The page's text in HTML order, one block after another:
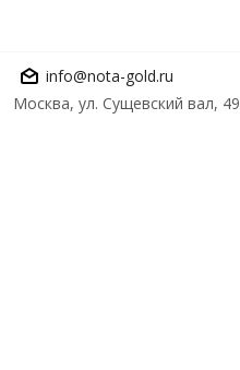
info@nota-gold.ru
Москва, ул. Сущевский вал, 49